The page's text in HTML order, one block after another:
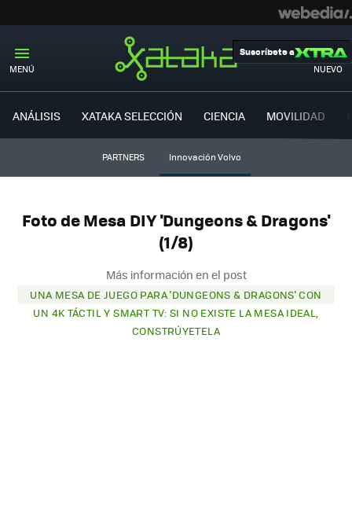
MENÚ NUEVO
Suscríbete a
ANÁLISIS XATAKA SELECCIÓN CIENCIA MOVILIDAD
PARTNERS Innovación Volvo
Foto de Mesa DIY 'Dungeons & Dragons'
(1/8)
Más información en el post
UNA MESA DE JUEGO PARA 'DUNGEONS & DRAGONS' CON
UN 4K TÁCTIL Y SMART TV: SI NO EXISTE LA MESA IDEAL,
CONSTRÚYETELA